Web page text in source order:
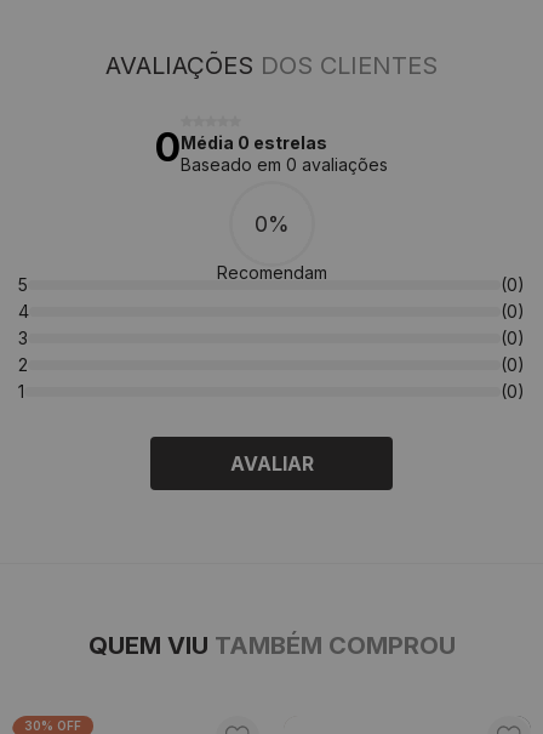
AVALIAÇÕES DOS CLIENTES
0Média 0 estrelas
Baseado em 0 avaliações
0%
Recomendam
5
(0)
4
(0)
3
(0)
2
(0)
1
(0)
AVALIAR
QUEM VIU TAMBÉM COMPROU
30% OFF